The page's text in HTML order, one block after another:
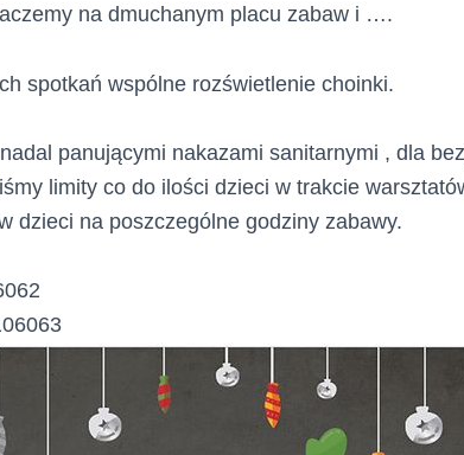
na dmuchanym placu zabaw i ….
spotkań wspólne rozświetlenie choinki.
panującymi nakazami sanitarnymi , dla
limity co do ilości dzieci w trakcie
dzieci na poszczególne godziny zabawy.